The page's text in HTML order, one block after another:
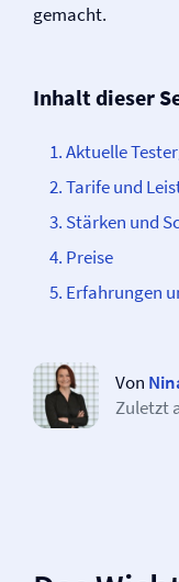
gemacht.
Inhalt dieser
Aktuelle
Tarife und
Stärken und
Preise
Erfahrungen
Von
Zuletzt